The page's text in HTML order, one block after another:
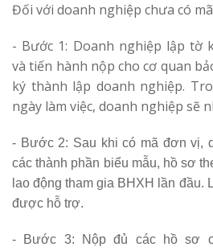
Đối với doanh nghiệp chưa có
- Bước 1: Doanh nghiệp lập tờ
và tiến hành nộp cho cơ quan
ký thành lập doanh nghiệp.
ngày làm việc, doanh nghiệp sẽ
- Bước 2: Sau khi có mã đơn vị,
các thành phần biểu mẫu, hồ sơ
lao động tham gia BHXH lần đầu.
được hỗ trợ.
- Bước 3: Nộp đủ các hồ sơ